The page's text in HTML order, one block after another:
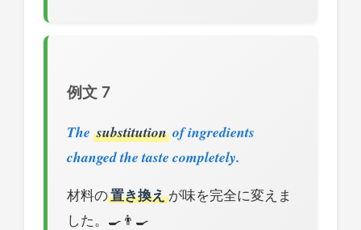
例文 7
The substitution of ingredients
changed the taste completely.
材料の置き換えが味を完全に変えま
した。🍳👨‍🍳